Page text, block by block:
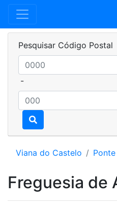
Pesquisar Código Postal
-
Viana do Castelo
Freguesia de